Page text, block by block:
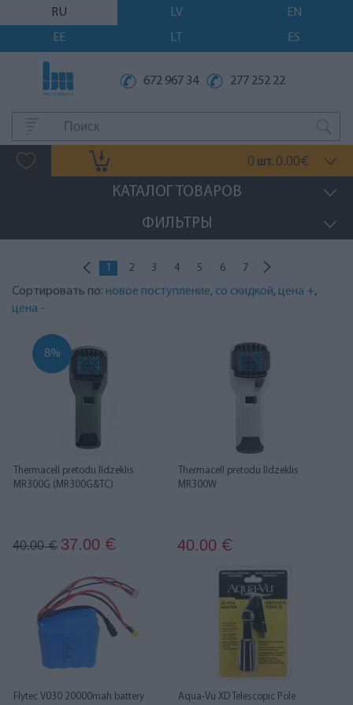
RU LV
EN
EE
LT ES
672 967 34 277 252 22
0 шт. 0.00€
КАТАЛОГ ТОВАРОВ
ФИЛЬТРЫ
1 2 3 4 5 6 7
Сортировать по: новое поступление, со скидкой, цена +,
цена -
Thermacell pretodu līdzeklis
MR300G (MR300G&TC)
8%
40.00€ 37.00 €
Thermacell pretodu līdzeklis
MR300W
40.00 €
Flytec V030 20000mah battery
Aqua-Vu XD Telescopic Pole